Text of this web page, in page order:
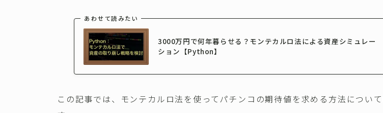
あわせて読みたい
3000万円で何年暮らせる？モンテカルロ法による資産シミュレー
ション【Python】
この記事では、モンテカルロ法を使ってパチンコの期待値を求める方法につい